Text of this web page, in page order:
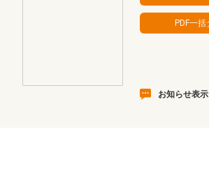
お知らせ表示